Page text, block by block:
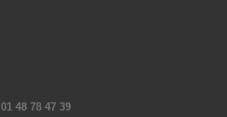
01 48 78 47 39